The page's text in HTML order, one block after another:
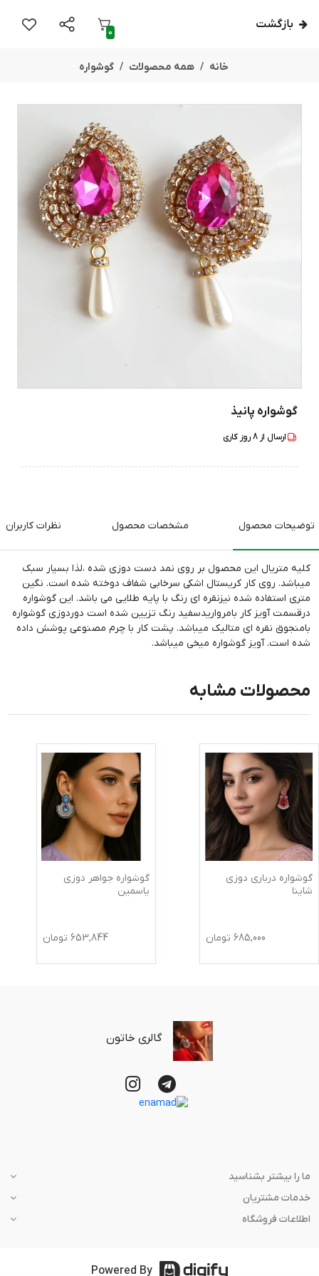
بازگشت
0
خانه همه محصولات گوشواره
گوشواره پانیذ
ارسال از 8روز کاری
توضیحات محصول مشخصات محصول نظرات کاربران
کلیه متریال این محصول بر روی نمد دست دوزی شده ،لذا بسیار سبک
میباشد. روی کار کریستال اشکی سرخابی شفاف دوخته شده است. نگین
متری استفاده شده نیزنقره ای رنگ با پایه طلایی می باشد. این گوشواره
درقسمت آویز کار بامرواریدسفید رنگ تزیین شده است دوردوزی گوشواره
بامنجوق نقره ای متالیک میباشد. پشت کار با چرم مصنوعی پوشش داده
شده است. آویز گوشواره میخی میباشد.
محصولات مشابه
گوشواره درباری دوزی
شاینا
685,000 تومان
گوشواره جواهر دوزی
یاسمین
653,844 تومان
گالری خاتون
ما را بیشتر بشناسید
خدمات مشتریان
اطلاعات فروشگاه
Powered By